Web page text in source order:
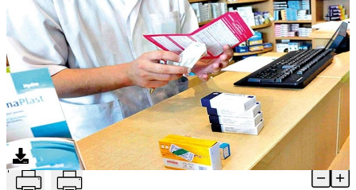
ثقافة ومجتمع
منوعات
وليد جنبلاطالحزب
ابحث
اللقاح والصيدليات.. السعر سيراعي القدرة الشرائية T